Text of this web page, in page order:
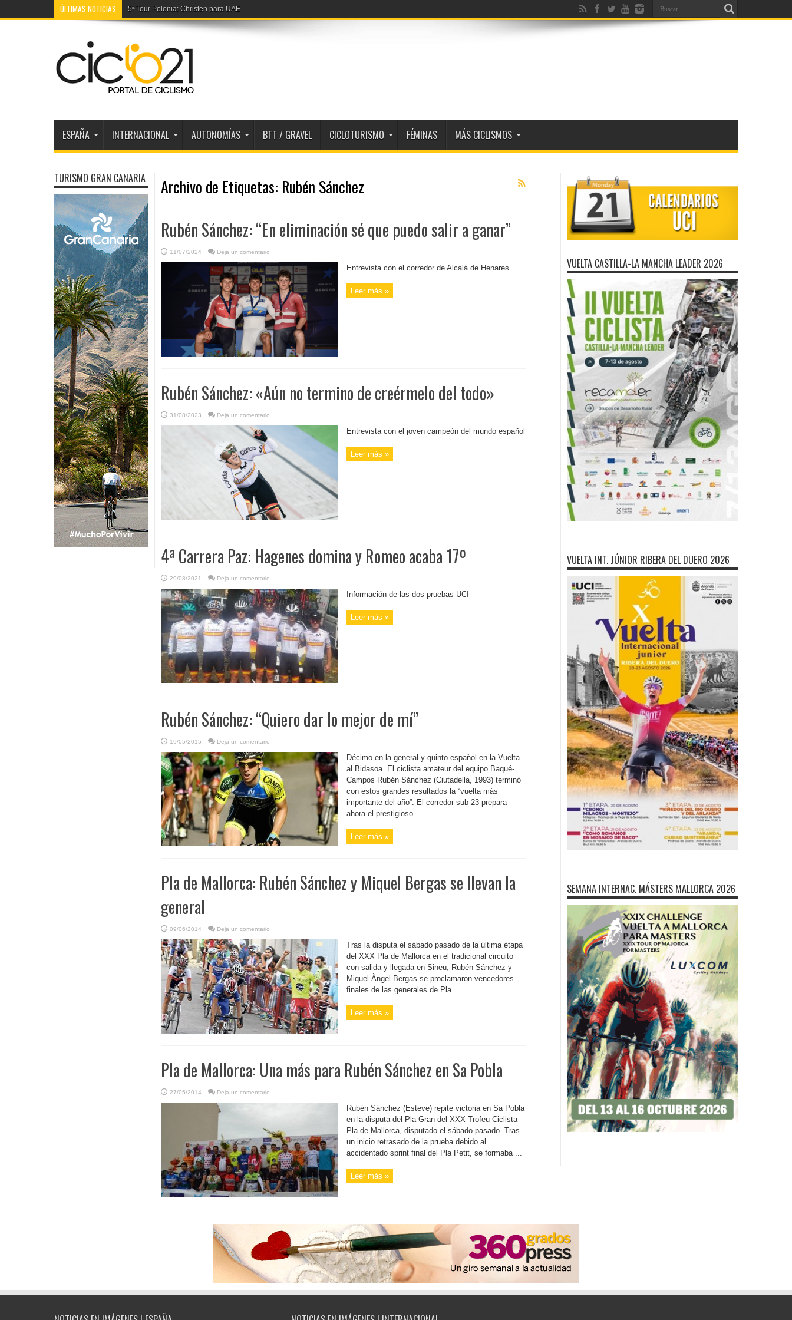
ÚLTIMAS NOTICIAS 5ª Tour Polonia: Christen para UAE
4ª Vuelta Burgos: La segunda de Brennan
ESPAÑA INTERNACIONAL AUTONOMÍAS BTT / GRAVEL CICLOTURISMO FÉMINAS MÁS CICLISMOS
Archivo de Etiquetas: Rubén Sánchez
Rubén Sánchez: “En eliminación sé que puedo salir a ganar”
11/07/2024 Deja un comentario
Entrevista con el corredor de Alcalá de Henares
Leer más »
Rubén Sánchez: «Aún no termino de creérmelo del todo»
31/08/2023 Deja un comentario
Entrevista con el joven campeón del mundo español
Leer más »
4ª Carrera Paz: Hagenes domina y Romeo acaba 17º
29/08/2021 Deja un comentario
Información de las dos pruebas UCI
Leer más »
Rubén Sánchez: “Quiero dar lo mejor de mí”
19/05/2015 Deja un comentario
Décimo en la general y quinto español en la Vuelta
al Bidasoa. El ciclista amateur del equipo Baqué-
Campos Rubén Sánchez (Ciutadella, 1993) terminó
con estos grandes resultados la “vuelta más
importante del año”. El corredor sub-23 prepara
ahora el prestigioso ...
Leer más »
Pla de Mallorca: Rubén Sánchez y Miquel Bergas se llevan la
general
09/06/2014 Deja un comentario
Tras la disputa el sábado pasado de la última étapa
del XXX Pla de Mallorca en el tradicional circuito
con salida y llegada en Sineu, Rubén Sánchez y
Miquel Àngel Bergas se proclamaron vencedores
finales de las generales de Pla ...
Leer más »
Pla de Mallorca: Una más para Rubén Sánchez en Sa Pobla
27/05/2014 Deja un comentario
Rubén Sánchez (Esteve) repite victoria en Sa Pobla
en la disputa del Pla Gran del XXX Trofeu Ciclista
Pla de Mallorca, disputado el sábado pasado. Tras
un inicio retrasado de la prueba debido al
accidentado sprint final del Pla Petit, se formaba ...
Leer más »
TURISMO GRAN CANARIA
VUELTA CASTILLA-LA MANCHA LEADER 2026
VUELTA INT. JÚNIOR RIBERA DEL DUERO 2026
SEMANA INTERNAC. MÁSTERS MALLORCA 2026